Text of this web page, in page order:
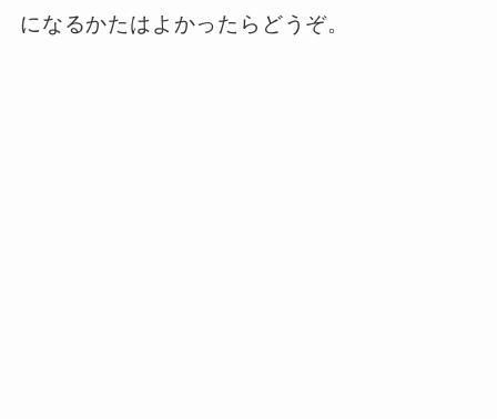
になるかたはよかったらどうぞ。